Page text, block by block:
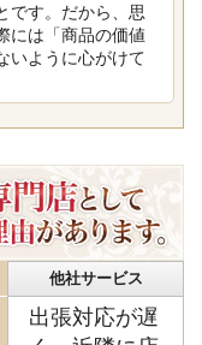
です。だから、思
には「商品の価値
いように心がけて
他社サービス
出張対応が遅